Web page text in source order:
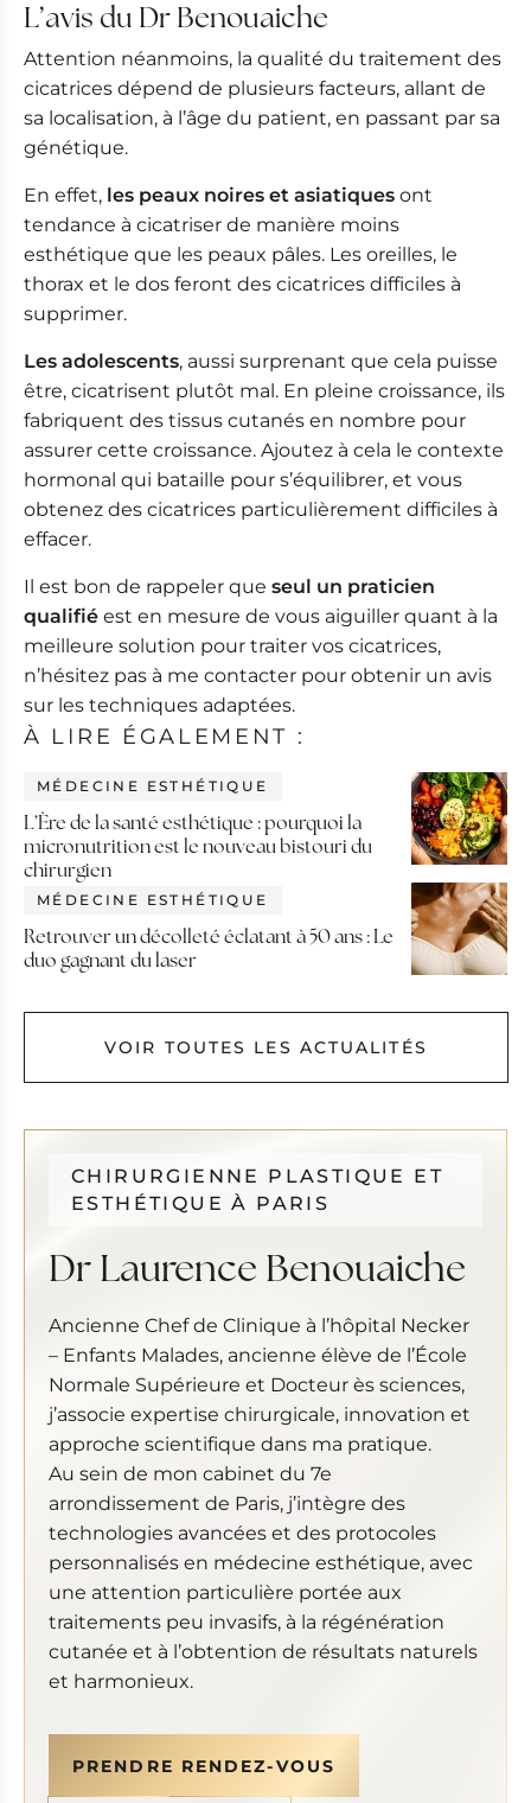
L’avis du Dr Benouaiche
Attention néanmoins, la qualité du traitement des
cicatrices dépend de plusieurs facteurs, allant de
sa localisation, à l’âge du patient, en passant par sa
génétique.
En effet, les peaux noires et asiatiques ont
tendance à cicatriser de manière moins
esthétique que les peaux pâles. Les oreilles, le
thorax et le dos feront des cicatrices difficiles à
supprimer.
Les adolescents, aussi surprenant que cela puisse
être, cicatrisent plutôt mal. En pleine croissance, ils
fabriquent des tissus cutanés en nombre pour
assurer cette croissance. Ajoutez à cela le contexte
hormonal qui bataille pour s’équilibrer, et vous
obtenez des cicatrices particulièrement difficiles à
effacer.
Il est bon de rappeler que seul un praticien
qualifié est en mesure de vous aiguiller quant à la
meilleure solution pour traiter vos cicatrices,
n’hésitez pas à me contacter pour obtenir un avis
sur les techniques adaptées.
À LIRE ÉGALEMENT :
MÉDECINE ESTHÉTIQUE
L’Ère de la santé esthétique : pourquoi la
micronutrition est le nouveau bistouri du
chirurgien
MÉDECINE ESTHÉTIQUE
Retrouver un décolleté éclatant à 50 ans : Le
duo gagnant du laser
VOIR TOUTES LES ACTUALITÉS
CHIRURGIENNE PLASTIQUE ET
ESTHÉTIQUE À PARIS
Dr Laurence Benouaiche
Ancienne Chef de Clinique à l’hôpital Necker
– Enfants Malades, ancienne élève de l’École
Normale Supérieure et Docteur ès sciences,
j’associe expertise chirurgicale, innovation et
approche scientifique dans ma pratique.
Au sein de mon cabinet du 7e
arrondissement de Paris, j’intègre des
technologies avancées et des protocoles
personnalisés en médecine esthétique, avec
une attention particulière portée aux
traitements peu invasifs, à la régénération
cutanée et à l’obtention de résultats naturels
et harmonieux.
PRENDRE RENDEZ-VOUS